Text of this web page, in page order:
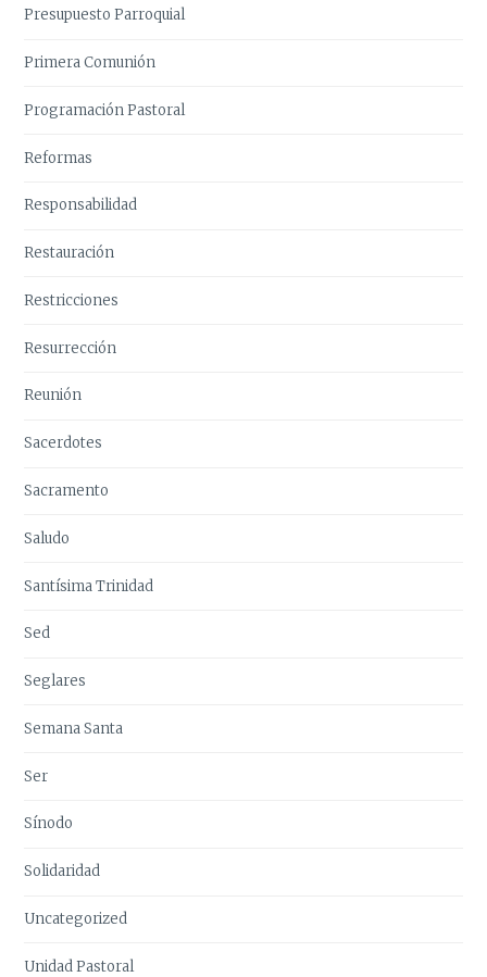
Presupuesto Parroquial
Primera Comunión
Programación Pastoral
Reformas
Responsabilidad
Restauración
Restricciones
Resurrección
Reunión
Sacerdotes
Sacramento
Saludo
Santísima Trinidad
Sed
Seglares
Semana Santa
Ser
Sínodo
Solidaridad
Uncategorized
Unidad Pastoral